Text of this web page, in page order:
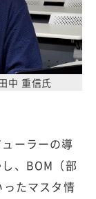
中 重信氏
ーラーの導
、BOM（部
たマスタ情